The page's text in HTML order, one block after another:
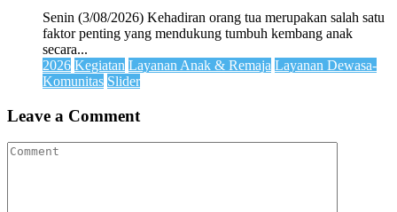
Senin (3/08/2026) Kehadiran orang tua merupakan salah satu
faktor penting yang mendukung tumbuh kembang anak
secara...
2026 Kegiatan Layanan Anak & Remaja Layanan Dewasa-
Komunitas Slider
Leave a Comment